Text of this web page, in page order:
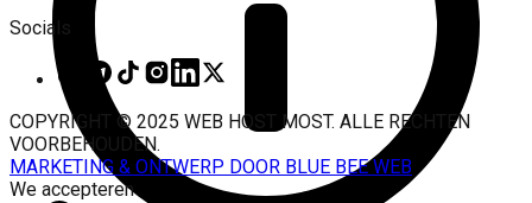
Socials
COPYRIGHT © 2025 WEB HOST MOST. ALLE RECHTEN
VOORBEHOUDEN.
MARKETING & ONTWERP DOOR BLUE BEE WEB
We accepteren